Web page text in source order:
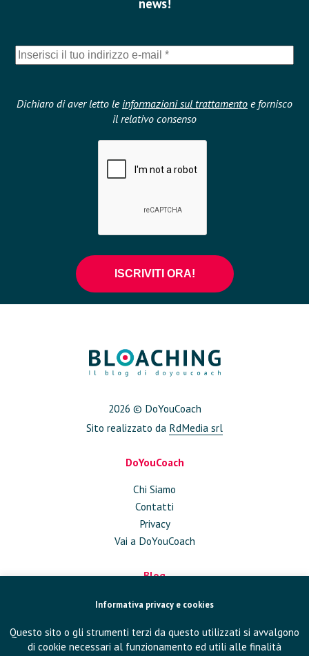
Dichiaro di aver letto le informazioni sul trattamento e fornisco
il relativo consenso
2026 © DoYouCoach
Sito realizzato da RdMedia srl
DoYouCoach
Chi Siamo
Contatti
Privacy
Vai a DoYouCoach
Blog
Approfondimenti
In Azienda
Informativa privacy e cookies
Questo sito o gli strumenti terzi da questo utilizzati si avvalgono
di cookie necessari al funzionamento ed utili alle finalità